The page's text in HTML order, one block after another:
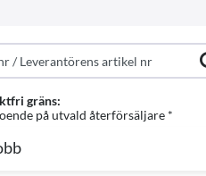
gräns:
på utvald återförsäljare *